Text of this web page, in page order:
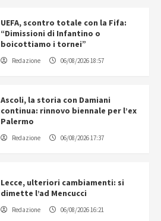
UEFA, scontro totale con la Fifa:
“Dimissioni di Infantino o
boicottiamo i tornei”
Redazione 06/08/2026 18:57
Ascoli, la storia con Damiani
continua: rinnovo biennale per l’ex
Palermo
Redazione 06/08/2026 17:37
Lecce, ulteriori cambiamenti: si
dimette l’ad Mencucci
Redazione 06/08/2026 16:21